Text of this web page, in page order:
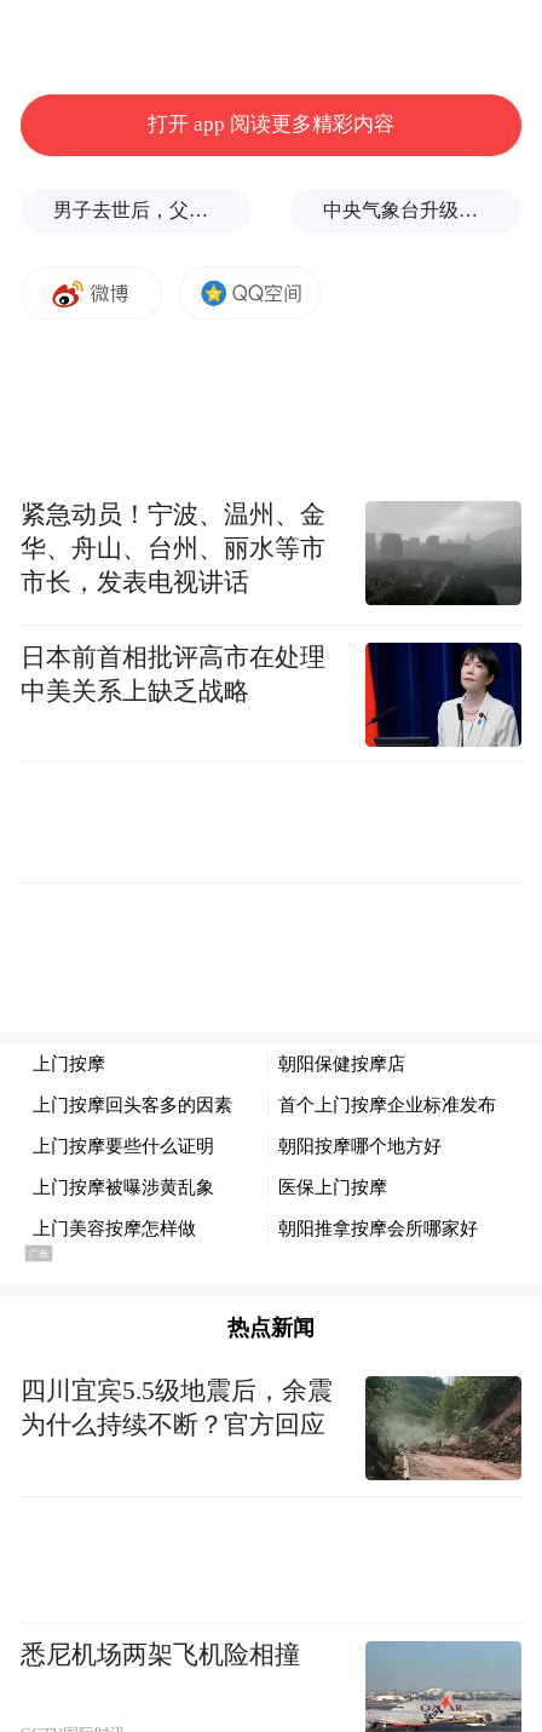
飘到海面上方，
和白帆碧波一起入画；
翻过崂山山巅，
满眼清爽治愈。
青岛的天空就是最好的滤镜。
频)为凤凰网旗下自媒体平台“大风号”用户上传并发
布，本平台仅提供信息存储空间服务。
Notice: The content above (including the videos,
pictures and audios if any) is uploaded and posted
by the user of Dafeng Hao, which is a social media
platform and merely provides information storage
打开 app 阅读更多精彩内容
男子去世后，父母要求对孙子进行亲子鉴定，儿媳拒绝 中央气象台升级发布台风红色预警
紧急动员！宁波、温州、金
华、舟山、台州、丽水等市
市长，发表电视讲话
日本前首相批评高市在处理
中美关系上缺乏战略
热点新闻
四川宜宾5.5级地震后，余震
为什么持续不断？官方回应
悉尼机场两架飞机险相撞